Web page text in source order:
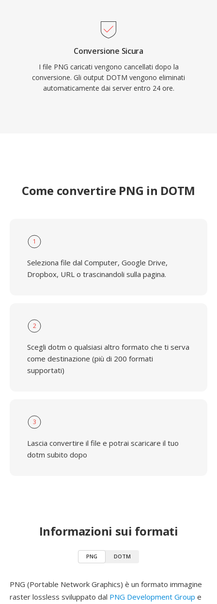
Conversione Sicura
I file PNG caricati vengono cancellati dopo la
conversione. Gli output DOTM vengono eliminati
automaticamente dai server entro 24 ore.
Come convertire PNG in DOTM
1
Seleziona file dal Computer, Google Drive,
Dropbox, URL o trascinandoli sulla pagina.
2
Scegli dotm o qualsiasi altro formato che ti serva
come destinazione (più di 200 formati
supportati)
3
Lascia convertire il file e potrai scaricare il tuo
dotm subito dopo
Informazioni sui formati
PNG DOTM
PNG (Portable Network Graphics) è un formato immagine
raster lossless sviluppato dal PNG Development Group e